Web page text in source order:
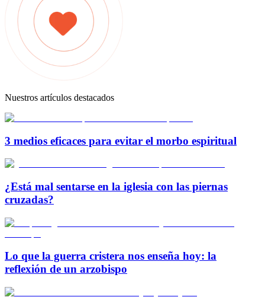
Nuestros artículos destacados
3 medios eficaces para evitar el morbo espiritual
¿Está mal sentarse en la iglesia con las piernas
cruzadas?
Lo que la guerra cristera nos enseña hoy: la
reflexión de un arzobispo